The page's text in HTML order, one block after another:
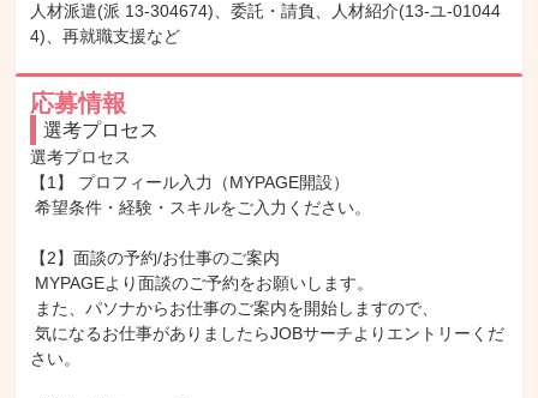
人材派遣(派 13-304674)、委託・請負、人材紹介(13-ユ-01044
4)、再就職支援など
応募情報
選考プロセス
選考プロセス
【1】 プロフィール入力（MYPAGE開設）
【2】面談の予約/お仕事のご案内
さい。